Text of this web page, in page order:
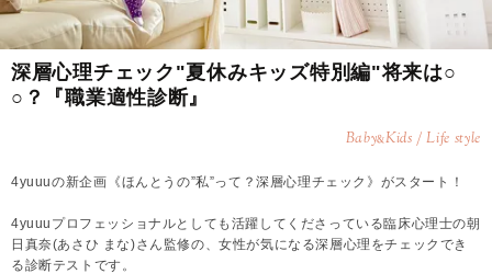
深層心理チェック"夏休みキッズ特別編"将来は○
○？『職業適性診断』
Baby&Kids / Life style
4yuuuの新企画《ほんとうの”私”って？深層心理チェック》がスタート！
4yuuuプロフェッショナルとしても活躍してくださっている臨床心理士の朝
日真奈(あさひ まな)さん監修の、女性が気になる深層心理をチェックでき
る診断テストです。